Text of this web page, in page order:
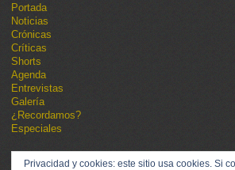
Portada
Noticias
Crónicas
Críticas
Shorts
Agenda
Entrevistas
Galería
¿Recordamos?
Especiales
Privacidad y cookies: este sitio usa cookies. Si